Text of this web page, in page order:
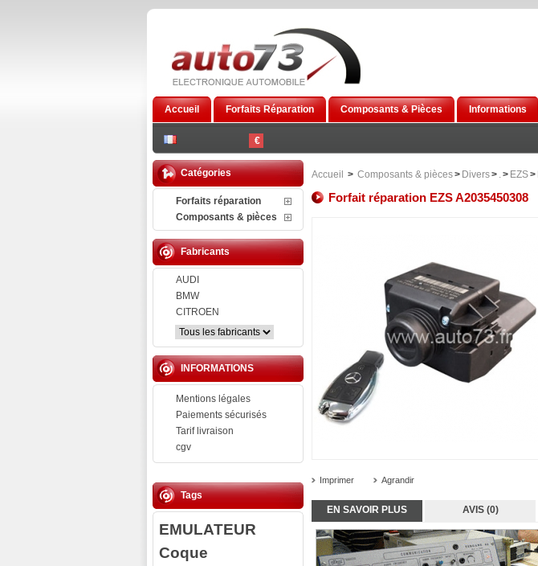
€
Accueil Forfaits Réparation Composants & Pièces Informations
Catégories
Forfaits réparation
Composants & pièces
Fabricants
AUDI
BMW
CITROEN
INFORMATIONS
Mentions légales
Paiements sécurisés
Tarif livraison
cgv
Tags
EMULATEUR
Coque
Accueil > Composants & pièces> Divers> .> EZS>
Forfait réparation EZS A2035450308
Imprimer Agrandir
EN SAVOIR PLUS AVIS (0)